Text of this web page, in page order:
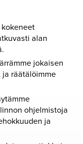
alan
jokaisen
räätälöimme
ohjelmistoja
ja